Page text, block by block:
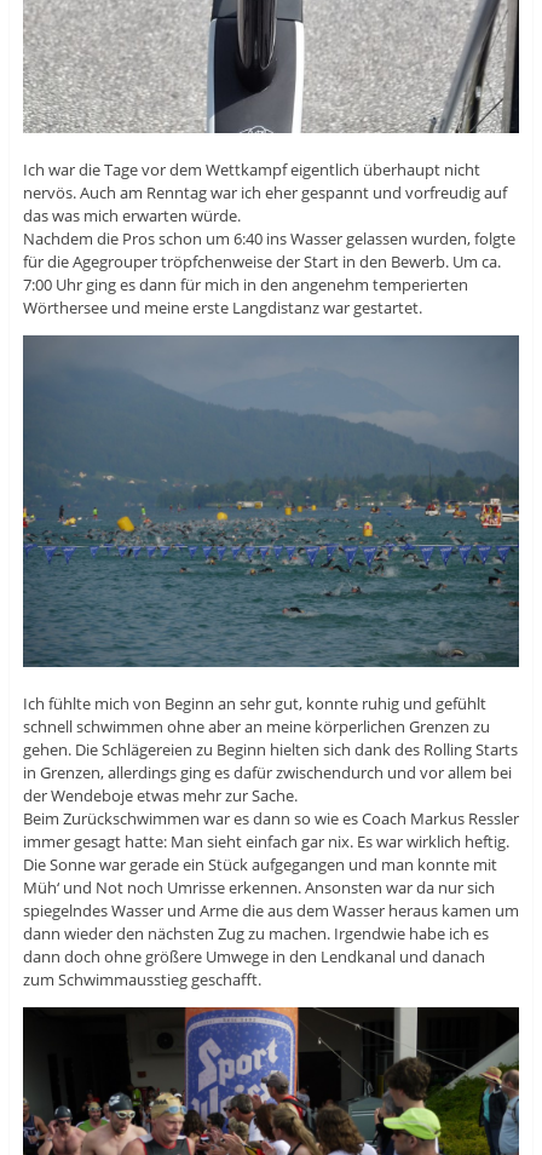
Ich war die Tage vor dem Wettkampf eigentlich überhaupt nicht
nervös. Auch am Renntag war ich eher gespannt und vorfreudig auf
das was mich erwarten würde.
Nachdem die Pros schon um 6:40 ins Wasser gelassen wurden, folgte
für die Agegrouper tröpfchenweise der Start in den Bewerb. Um ca.
7:00 Uhr ging es dann für mich in den angenehm temperierten
Wörthersee und meine erste Langdistanz war gestartet.
Ich fühlte mich von Beginn an sehr gut, konnte ruhig und gefühlt
schnell schwimmen ohne aber an meine körperlichen Grenzen zu
gehen. Die Schlägereien zu Beginn hielten sich dank des Rolling Starts
in Grenzen, allerdings ging es dafür zwischendurch und vor allem bei
der Wendeboje etwas mehr zur Sache.
Beim Zurückschwimmen war es dann so wie es Coach Markus Ressler
immer gesagt hatte: Man sieht einfach gar nix. Es war wirklich heftig.
Die Sonne war gerade ein Stück aufgegangen und man konnte mit
Müh‘ und Not noch Umrisse erkennen. Ansonsten war da nur sich
spiegelndes Wasser und Arme die aus dem Wasser heraus kamen um
dann wieder den nächsten Zug zu machen. Irgendwie habe ich es
dann doch ohne größere Umwege in den Lendkanal und danach
zum Schwimmausstieg geschafft.